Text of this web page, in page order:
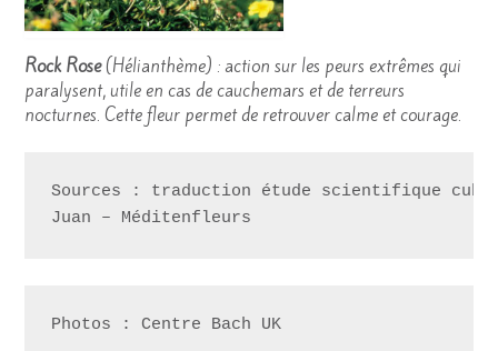
Rock Rose(Hélianthème) : action sur les peurs extrêmes qui
paralysent, utile en cas de cauchemars et de terreurs
nocturnes. Cette fleur permet de retrouver calme et courage.
Sources : traduction étude scientifique
Juan – Méditenfleurs
Photos : Centre Bach UK